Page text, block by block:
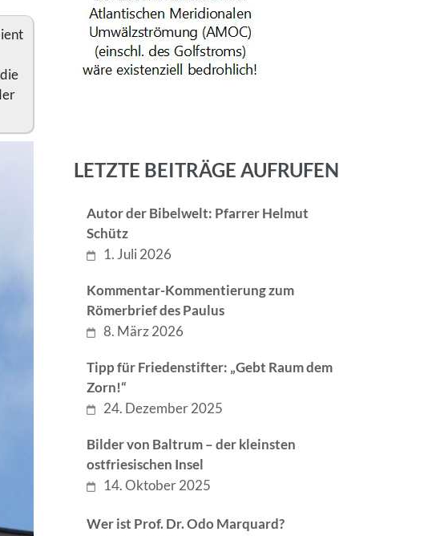
LETZTE BEITRÄGE AUFRUFEN
Autor der Bibelwelt: Pfarrer Helmut
Schütz
1. Juli 2026
Kommentar-Kommentierung zum
Römerbrief des Paulus
8. März 2026
Tipp für Friedenstifter: „Gebt Raum dem
Zorn!“
24. Dezember 2025
Bilder von Baltrum – der kleinsten
ostfriesischen Insel
14. Oktober 2025
Wer ist Prof. Dr. Odo Marquard?